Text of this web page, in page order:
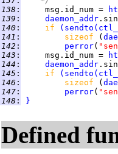
138 :
     msg.id_num =
139 : daemon_addr
140 : if ( sendto (
141 : sizeof (
142 : perror(
143 :
     msg.id_num =
144 : daemon_addr
145 : if ( sendto (
146 : sizeof (
147 : perror(
148 : }
Defined